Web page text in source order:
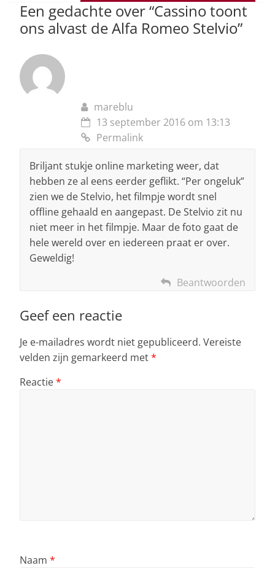
p o
k
Een gedachte over “Cassino toont
ons alvast de Alfa Romeo Stelvio”
mareblu
13 september 2016 om 13:13
Permalink
Briljant stukje online marketing weer, dat
hebben ze al eens eerder geflikt. “Per ongeluk”
zien we de Stelvio, het filmpje wordt snel
offline gehaald en aangepast. De Stelvio zit nu
niet meer in het filmpje. Maar de foto gaat de
hele wereld over en iedereen praat er over.
Geweldig!
Beantwoorden
Geef een reactie
Je e-mailadres wordt niet gepubliceerd. Vereiste
velden zijn gemarkeerd met*
Reactie*
Naam *